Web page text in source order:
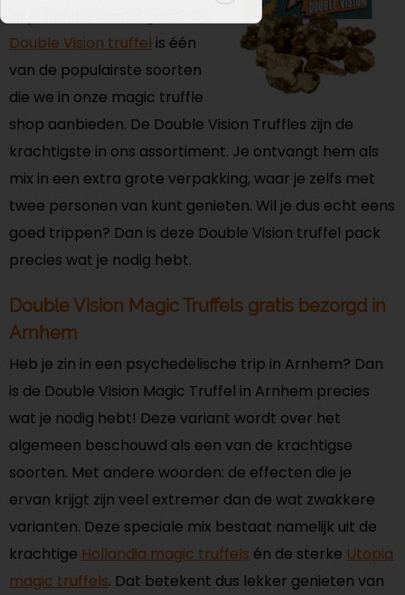
Double Vision truffel is één
van de populairste soorten
die we in onze magic truffle
shop aanbieden. De Double Vision Truffles zijn de
krachtigste in ons assortiment. Je ontvangt hem als
mix in een extra grote verpakking, waar je zelfs met
twee personen van kunt genieten. Wil je dus echt eens
goed trippen? Dan is deze Double Vision truffel pack
precies wat je nodig hebt.
Double Vision Magic Truffels gratis bezorgd in
Arnhem
Heb je zin in een psychedelische trip in Arnhem? Dan
is de Double Vision Magic Truffel in Arnhem precies
wat je nodig hebt! Deze variant wordt over het
algemeen beschouwd als een van de krachtigse
soorten. Met andere woorden: de effecten die je
ervan krijgt zijn veel extremer dan de wat zwakkere
varianten. Deze speciale mix bestaat namelijk uit de
krachtige Hollandia magic truffels én de sterke Utopia
magic truffels. Dat betekent dus lekker genieten van